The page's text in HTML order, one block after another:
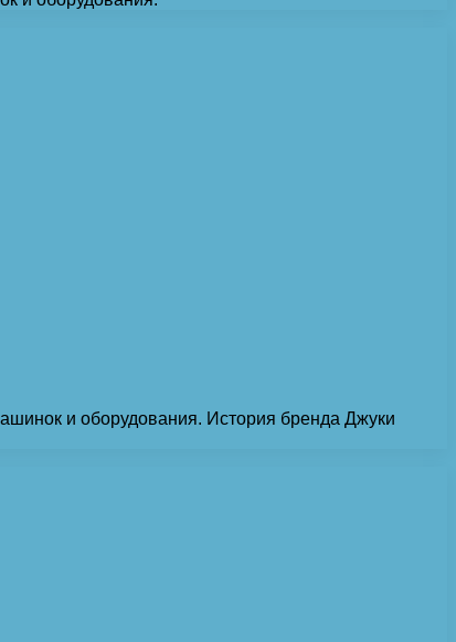
и оборудования. История бренда Джуки